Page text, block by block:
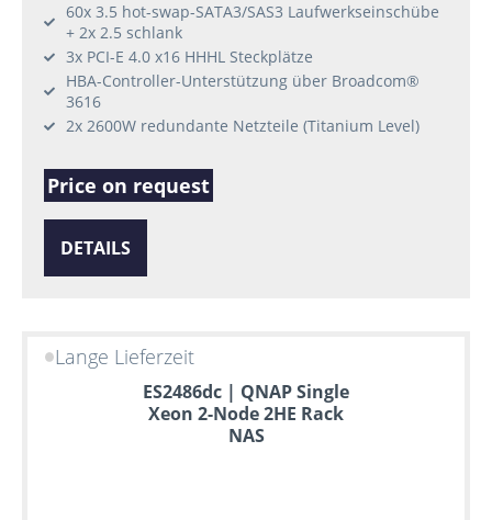
60x 3.5 hot-swap-SATA3/SAS3 Laufwerkseinschübe
+ 2x 2.5 schlank
3x PCI-E 4.0 x16 HHHL Steckplätze
HBA-Controller-Unterstützung über Broadcom®
3616
2x 2600W redundante Netzteile (Titanium Level)
Price on request
DETAILS
Lange Lieferzeit
ES2486dc | QNAP Single
Xeon 2-Node 2HE Rack
NAS